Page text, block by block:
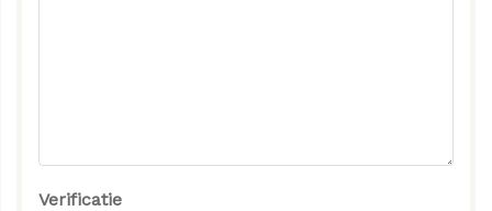
Verificatie